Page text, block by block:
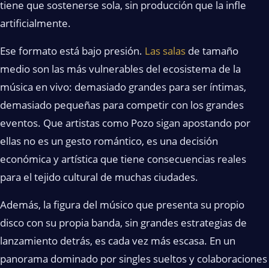
tiene que sostenerse sola, sin producción que la infle
artificialmente.
Ese formato está bajo presión. Las salas de tamaño
medio son las más vulnerables del ecosistema de la
música en vivo: demasiado grandes para ser íntimas,
demasiado pequeñas para competir con los grandes
eventos. Que artistas como Pozo sigan apostando por
ellas no es un gesto romántico, es una decisión
económica y artística que tiene consecuencias reales
para el tejido cultural de muchas ciudades.
Además, la figura del músico que presenta su propio
disco con su propia banda, sin grandes estrategias de
lanzamiento detrás, es cada vez más escasa. En un
panorama dominado por singles sueltos y colaboraciones